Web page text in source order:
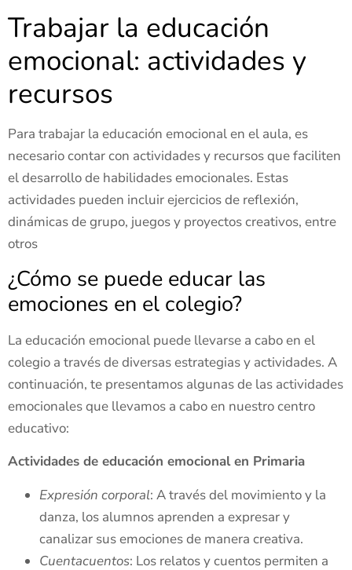
Trabajar la educación
emocional: actividades y
recursos
Para trabajar la educación emocional en el aula, es
necesario contar con actividades y recursos que faciliten
el desarrollo de habilidades emocionales. Estas
actividades pueden incluir ejercicios de reflexión,
dinámicas de grupo, juegos y proyectos creativos, entre
otros
¿Cómo se puede educar las
emociones en el colegio?
La educación emocional puede llevarse a cabo en el
colegio a través de diversas estrategias y actividades. A
continuación, te presentamos algunas de las actividades
emocionales que llevamos a cabo en nuestro centro
educativo:
Actividades de educación emocional en Primaria
Expresión corporal: A través del movimiento y la
danza, los alumnos aprenden a expresar y
canalizar sus emociones de manera creativa.
Cuentacuentos: Los relatos y cuentos permiten a